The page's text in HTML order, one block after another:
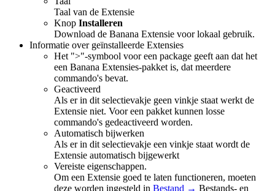
Taal van de Extensie
Knop Installeren
Download de Banana Extensie voor lokaal gebruik.
Informatie over geïnstalleerde Extensies
Het ">"-symbool voor een package geeft aan dat het
een Banana Extensies-pakket is, dat meerdere
commando's bevat.
Geactiveerd
Als er in dit selectievakje geen vinkje staat werkt de
Extensie niet. Voor een pakket kunnen losse
commando's gedeactiveerd worden.
Automatisch bijwerken
Als er in dit selectievakje een vinkje staat wordt de
Extensie automatisch bijgewerkt
Vereiste eigenschappen.
Om een Extensie goed te laten functioneren, moeten
deze worden ingesteld in Bestand → Bestands- en